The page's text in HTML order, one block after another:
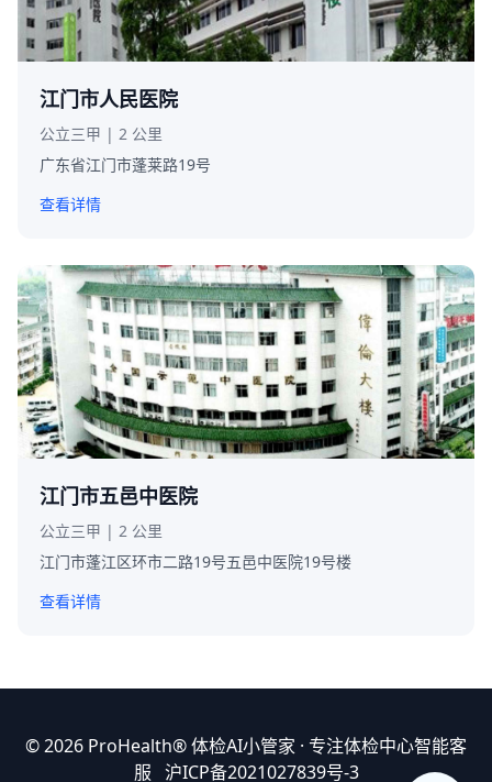
江门市人民医院
公立三甲 | 2 公里
广东省江门市蓬莱路19号
查看详情
江门市五邑中医院
公立三甲 | 2 公里
江门市蓬江区环市二路19号五邑中医院19号楼
查看详情
© 2026 ProHealth®体检AI小管家 · 专注体检中心智能客
服 沪ICP备2021027839号-3